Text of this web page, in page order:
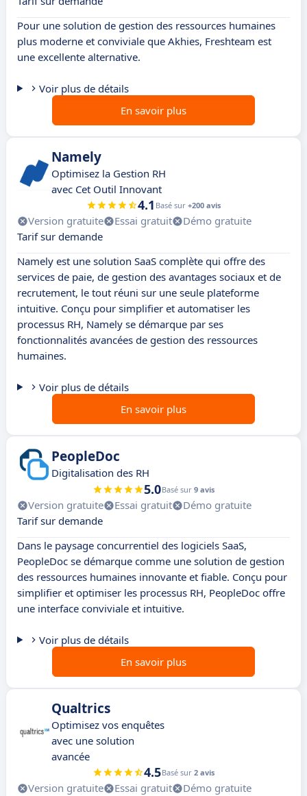
Pour une solution de gestion des ressources humaines
plus moderne et conviviale que Akhies, Freshteam est
une excellente alternative.
Voir plus de détails
En savoir plus
Namely
Optimisez la Gestion RH
avec Cet Outil Innovant
4.1 Basé sur +200 avis
Version gratuite Essai gratuit
Démo gratuite
Tarif sur demande
Namely est une solution SaaS complète qui offre des
services de paie, de gestion des avantages sociaux et de
recrutement, le tout réuni sur une seule plateforme
intuitive. Conçu pour simplifier et automatiser les
processus RH, Namely se démarque par ses
fonctionnalités avancées de gestion des ressources
humaines.
Voir plus de détails
En savoir plus
PeopleDoc
Digitalisation des RH
5.0Basé sur 9 avis
Version gratuite Essai gratuit
Démo gratuite
Tarif sur demande
Dans le paysage concurrentiel des logiciels SaaS,
PeopleDoc se démarque comme une solution de gestion
des ressources humaines innovante et fiable. Conçu pour
simplifier et optimiser les processus RH, PeopleDoc offre
une interface conviviale et intuitive.
Voir plus de détails
En savoir plus
Qualtrics
Optimisez vos enquêtes
avec une solution
avancée
4.5Basé sur 2 avis
Version gratuite Essai gratuit
Démo gratuite